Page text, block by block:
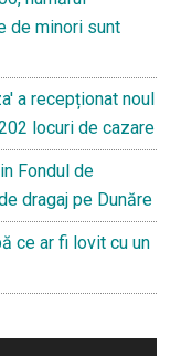
de minori sunt
a recepționat noul
locuri de cazare
Fondul de
dragaj pe Dunăre
ce ar fi lovit cu un